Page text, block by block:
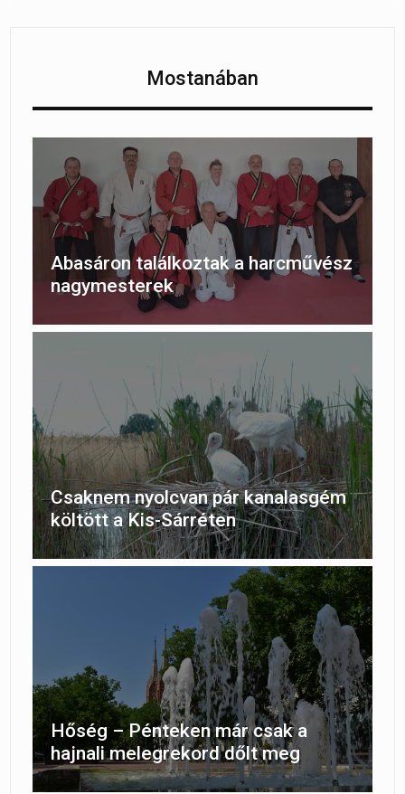
Mostanában
Abasáron találkoztak a harcművész
nagymesterek
Csaknem nyolcvan pár kanalasgém
költött a Kis-Sárréten
Hőség – Pénteken már csak a
hajnali melegrekord dőlt meg